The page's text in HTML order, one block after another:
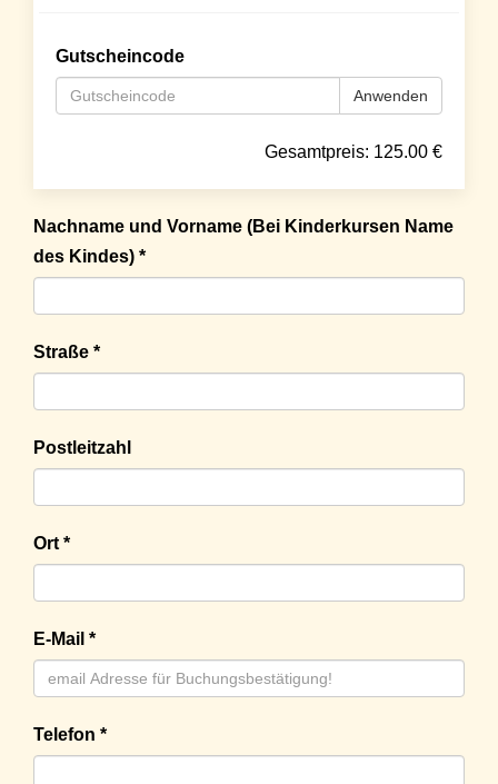
Gutscheincode
Anwenden
Gesamtpreis: 125.00 €
Nachname und Vorname (Bei Kinderkursen Name
des Kindes) *
Straße *
Postleitzahl
Ort *
E-Mail *
Telefon *